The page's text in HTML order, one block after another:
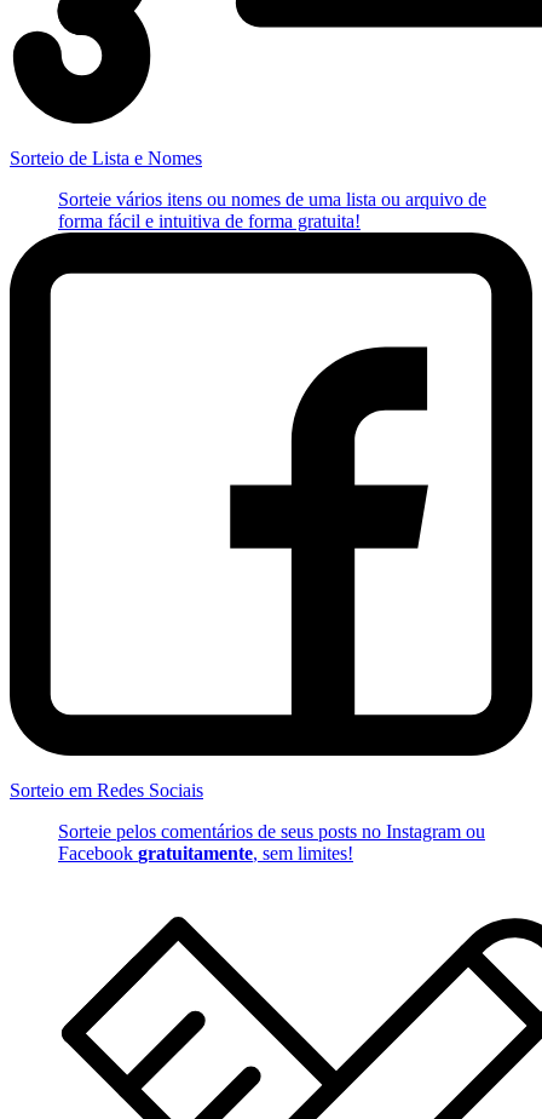
Sorteio de Lista e Nomes
Sorteie vários itens ou nomes de uma lista ou arquivo de
forma fácil e intuitiva de forma gratuita!
Sorteio em Redes Sociais
Sorteie pelos comentários de seus posts no Instagram ou
Facebook gratuitamente, sem limites!